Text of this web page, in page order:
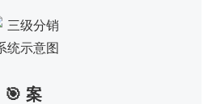
🎯 案